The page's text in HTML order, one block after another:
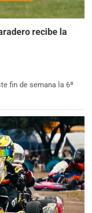
recibe la
fin de semana la 6ª